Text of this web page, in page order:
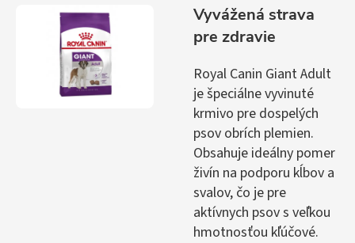
Vyvážená strava
pre zdravie
Royal Canin Giant Adult
je špeciálne vyvinuté
krmivo pre dospelých
psov obrích plemien.
Obsahuje ideálny pomer
živín na podporu kĺbov a
svalov, čo je pre
aktívnych psov s veľkou
hmotnosťou kľúčové.